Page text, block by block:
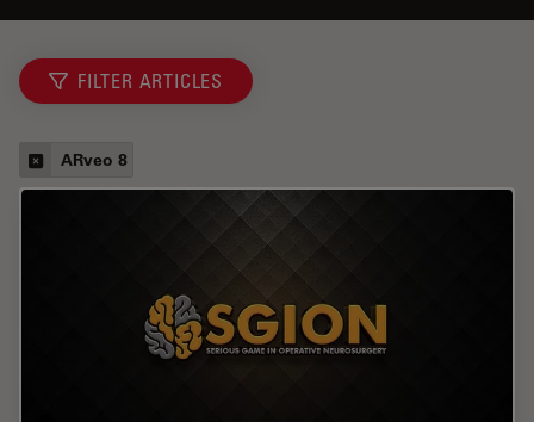
FILTER ARTICLES
ARveo 8